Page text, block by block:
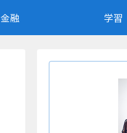
金融 学習